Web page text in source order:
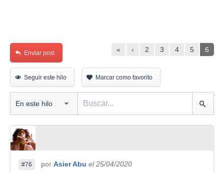
« ‹ 2 3 4 5 6
Enviar post
Seguir este hilo Marcar como favorito
#76 por Asier Abu el 25/04/2020